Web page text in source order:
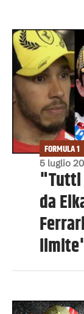
5 luglio
FORMULA 1
"Tutti
da